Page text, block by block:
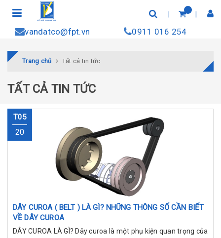
vandatco@fpt.vn 0911 016 254
Trang chủ Tất cả tin tức
TẤT CẢ TIN TỨC
T05
20
DÂY CUROA ( BELT ) LÀ GÌ? NHỮNG THÔNG SỐ CẦN BIẾT
VỀ DÂY CUROA
DÂY CUROA LÀ GÌ? Dây curoa là một phụ kiện quan trọng của